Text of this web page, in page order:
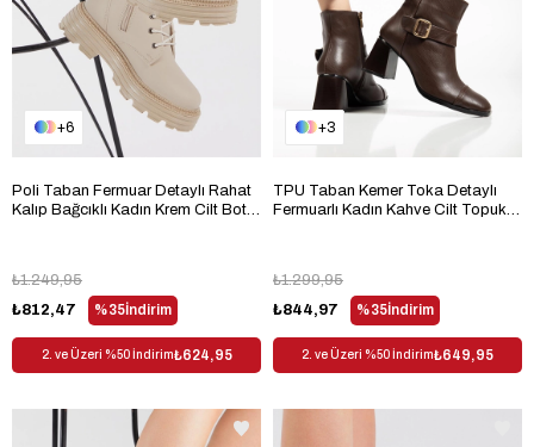
6
Poli Taban Fermuar Detaylı Rahat
Kalıp Bağcıklı Kadın Krem Cilt Bot
%35İndirim
₺812,47
₺1.249,95
2. ve Üzeri %50 İndirim₺624,95
3
TPU Taban Kemer Toka Detaylı
Fermuarlı Kadın Kahve Cilt Topuklu
%35İndirim
₺844,97
₺1.299,95
2. ve Üzeri %50 İndirim₺649,95